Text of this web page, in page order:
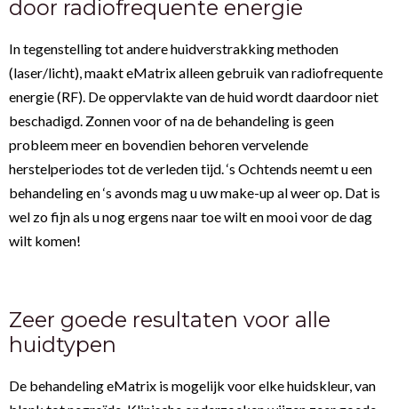
door radiofrequente energie
In tegenstelling tot andere huidverstrakking methoden
(laser/licht), maakt eMatrix alleen gebruik van radiofrequente
energie (RF). De oppervlakte van de huid wordt daardoor niet
beschadigd. Zonnen voor of na de behandeling is geen
probleem meer en bovendien behoren vervelende
herstelperiodes tot de verleden tijd. ‘s Ochtends neemt u een
behandeling en ‘s avonds mag u uw make-up al weer op. Dat is
wel zo fijn als u nog ergens naar toe wilt en mooi voor de dag
wilt komen!
Zeer goede resultaten voor alle
huidtypen
De behandeling eMatrix is mogelijk voor elke huidskleur, van